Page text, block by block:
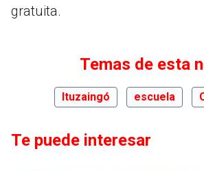
gratuita.
Temas de esta
Ituzaingó escuela
Te puede interesar